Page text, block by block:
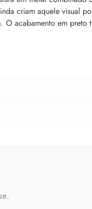
criam aquele visual
acabamento em preto